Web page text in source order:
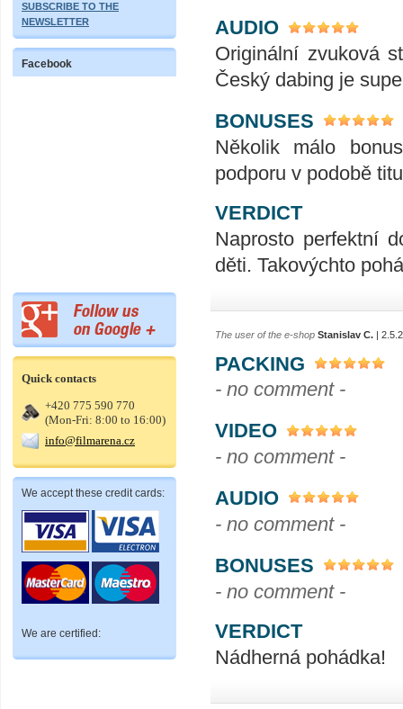
SUBSCRIBE TO THE
NEWSLETTER
Facebook
Quick contacts
+420 775 590 770
(Mon-Fri: 8:00 to 16:00)
info@filmarena.cz
We accept these credit cards:
We are certified:
AUDIO
Originální zvuková
Český dabing je
BONUSES
Několik málo
podporu v podobě
VERDICT
Naprosto perfektní
děti. Takovýchto
The user of the e-shop Stanislav C. |
PACKING
- no comment -
VIDEO
- no comment -
AUDIO
- no comment -
BONUSES
- no comment -
VERDICT
Nádherná pohádka!